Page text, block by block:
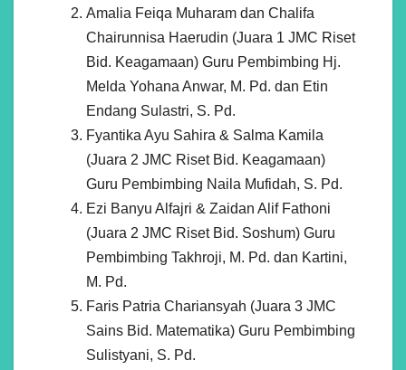
Amalia Feiqa Muharam dan Chalifa
Chairunnisa Haerudin (Juara 1 JMC Riset
Bid. Keagamaan) Guru Pembimbing Hj.
Melda Yohana Anwar, M. Pd. dan Etin
Endang Sulastri, S. Pd.
Fyantika Ayu Sahira & Salma Kamila
(Juara 2 JMC Riset Bid. Keagamaan)
Guru Pembimbing Naila Mufidah, S. Pd.
Ezi Banyu Alfajri & Zaidan Alif Fathoni
(Juara 2 JMC Riset Bid. Soshum) Guru
Pembimbing Takhroji, M. Pd. dan Kartini,
M. Pd.
Faris Patria Chariansyah (Juara 3 JMC
Sains Bid. Matematika) Guru Pembimbing
Sulistyani, S. Pd.